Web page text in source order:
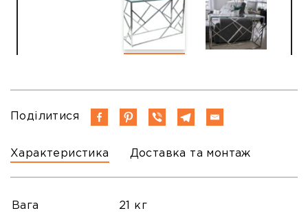
Характеристика Доставка та монтаж
Поділитися
Вага 21 кг